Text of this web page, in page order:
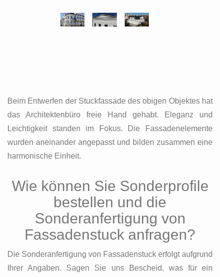
Beim Entwerfen der Stuckfassade des obigen Objektes hat
das Architektenbüro freie Hand gehabt. Eleganz und
Leichtigkeit standen im Fokus. Die Fassadenelemente
wurden aneinander angepasst und bilden zusammen eine
harmonische Einheit.
Wie können Sie Sonderprofile
bestellen und die
Sonderanfertigung von
Fassadenstuck anfragen?
Die Sonderanfertigung von Fassadenstuck erfolgt aufgrund
Ihrer Angaben. Sagen Sie uns Bescheid, was für ein